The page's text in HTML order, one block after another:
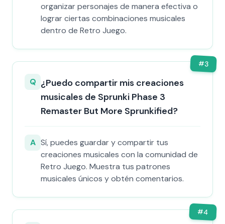
organizar personajes de manera efectiva o
lograr ciertas combinaciones musicales
dentro de Retro Juego.
#3
Q ¿Puedo compartir mis creaciones
musicales de Sprunki Phase 3
Remaster But More Sprunkified?
A Sí, puedes guardar y compartir tus
creaciones musicales con la comunidad de
Retro Juego. Muestra tus patrones
musicales únicos y obtén comentarios.
#4